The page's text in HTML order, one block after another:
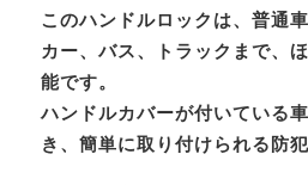
このハンドルロックは、普通
カー、バス、トラックまで、
能です。
ハンドルカバーが付いている
き、簡単に取り付けられる防